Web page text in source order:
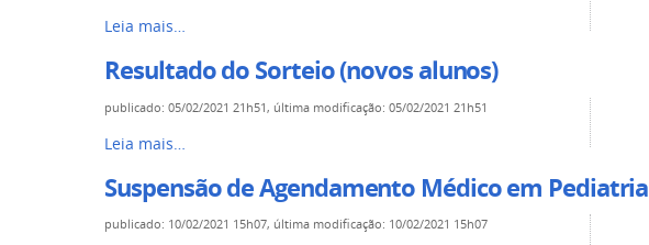
Leia mais…
Resultado do Sorteio (novos alunos)
publicado:05/02/2021 21h51, última modificação:05/02/2021 21h51
Leia mais…
Suspensão de Agendamento Médico em Pediatria
publicado: 10/02/2021 15h07, última modificação: 10/02/2021 15h07